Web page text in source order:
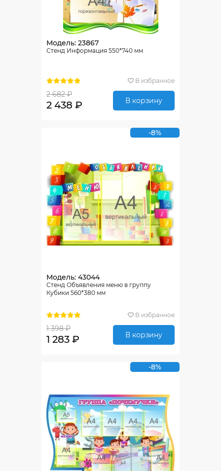
Модель: 23867
Стенд Информация 550*740 мм
В избранное
2 682 ₽
2 438 ₽ В корзину
-8%
Модель: 43044
Стенд Объявления меню в группу
Кубики 560*380 мм
В избранное
1 398 ₽
1 283 ₽ В корзину
-8%